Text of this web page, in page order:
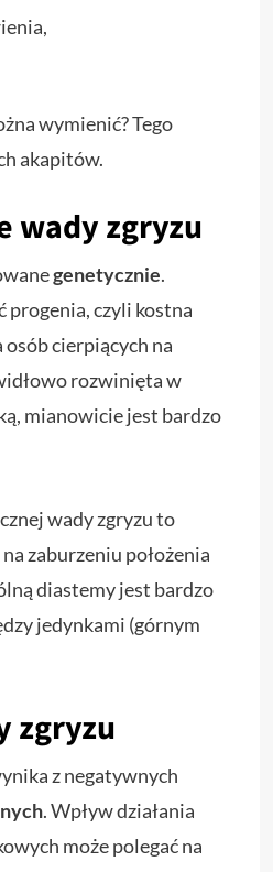
wymienić? Tego
akapitów.
wady zgryzu
genetycznie.
progenia, czyli kostna
cierpiących na
rozwinięta w
mianowicie jest bardzo
wady zgryzu to
zaburzeniu położenia
diastemy jest bardzo
jedynkami (górnym
zgryzu
z negatywnych
. Wpływ działania
może polegać na